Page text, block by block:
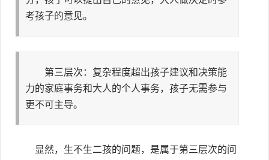
考孩子的意见。
第三层次：复杂程度超出孩子建议和决策能
力的家庭事务和大人的个人事务，孩子无需参与
更不可主导。
显然，生不生二孩的问题，是属于第三层次的问